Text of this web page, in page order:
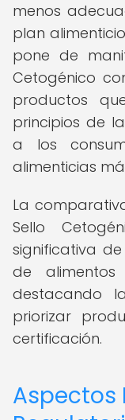
menos
plan
pone de
Cetogénico
productos
principios de
a los
alimenticias
La
Sello
significativa
de
destacando
priorizar
certificación.
Aspectos